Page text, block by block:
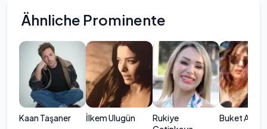
Ähnliche Prominente
Kaan Taşaner İlkem Ulugün
Rukiye
Buket